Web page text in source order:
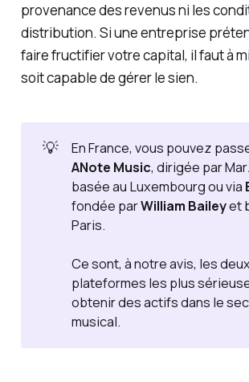
provenance des revenus ni les
distribution. Si une entreprise
faire fructifier votre capital, il faut à
soit capable de gérer le sien.
💡
En France, vous pouvez
ANote Music, dirigée par
basée au Luxembourg ou via
fondée parWilliam Baileyet
Paris.
Ce sont, à notre avis, les deux
plateformes les plus
obtenir des actifs dans le
musical.